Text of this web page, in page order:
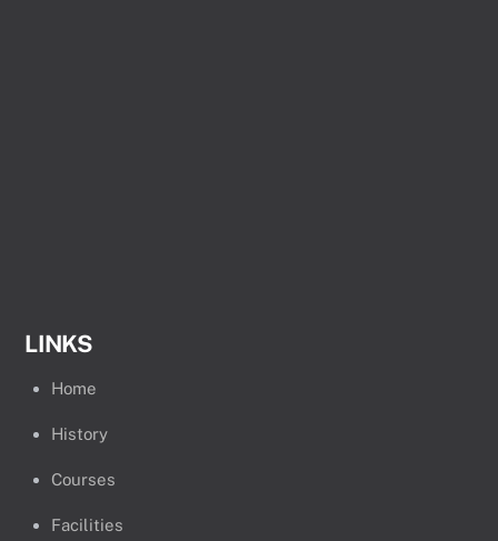
LINKS
Home
History
Courses
Facilities